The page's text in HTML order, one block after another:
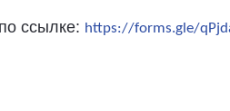
ссылке: https://forms.gle/